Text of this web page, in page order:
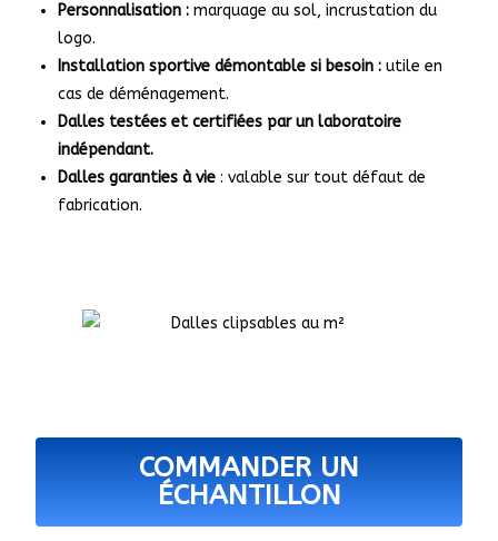
Personnalisation : marquage au sol, incrustation du
logo.
Installation sportive démontable si besoin :utile en
cas de déménagement.
Dalles testées et certifiées par un laboratoire
indépendant.
Dalles garanties à vie: valable sur tout défaut de
fabrication.
COMMANDER UN
ÉCHANTILLON